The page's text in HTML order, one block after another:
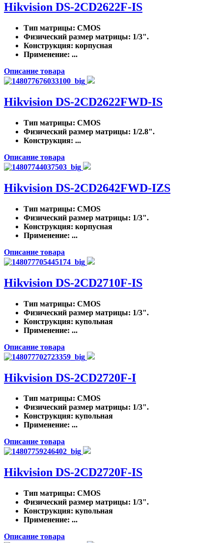
Hikvision DS-2CD2622F-IS
Тип матрицы: CMOS
Физический размер матрицы: 1/3".
Конструкция: корпусная
Применение: ...
Описание товара
Hikvision DS-2CD2622FWD-IS
Тип матрицы: CMOS
Физический размер матрицы: 1/2.8".
Конструкция: ...
Описание товара
Hikvision DS-2CD2642FWD-IZS
Тип матрицы: CMOS
Физический размер матрицы: 1/3".
Конструкция: корпусная
Применение: ...
Описание товара
Hikvision DS-2CD2710F-IS
Тип матрицы: CMOS
Физический размер матрицы: 1/3".
Конструкция: купольная
Применение: ...
Описание товара
Hikvision DS-2CD2720F-I
Тип матрицы: CMOS
Физический размер матрицы: 1/3".
Конструкция: купольная
Применение: ...
Описание товара
Hikvision DS-2CD2720F-IS
Тип матрицы: CMOS
Физический размер матрицы: 1/3".
Конструкция: купольная
Применение: ...
Описание товара